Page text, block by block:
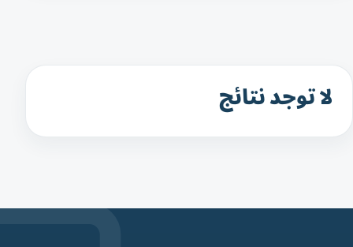
لا توجد نتائج